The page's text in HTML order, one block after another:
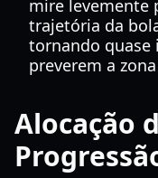
mire levemente
trajetória da
tornando quase
preverem a
Alocação